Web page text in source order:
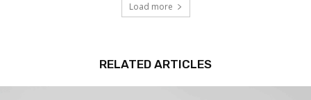
Load more
RELATED ARTICLES